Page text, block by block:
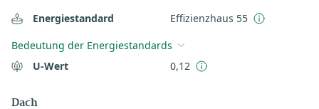
Energiestandard
Effizienzhaus 55
Bedeutung der Energiestandards
U-Wert
0,12
Dach